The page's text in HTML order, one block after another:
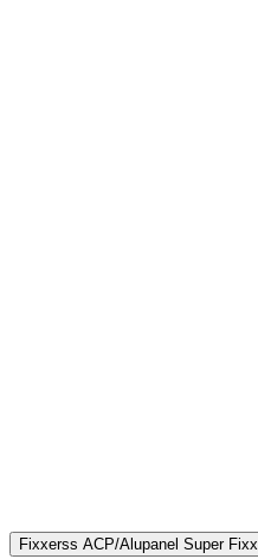
Fixxerss ACP/Alupanel Super Fixx